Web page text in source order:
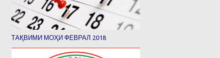
ТАҚВИМИ МОҲИ ФЕВРАЛ 2018